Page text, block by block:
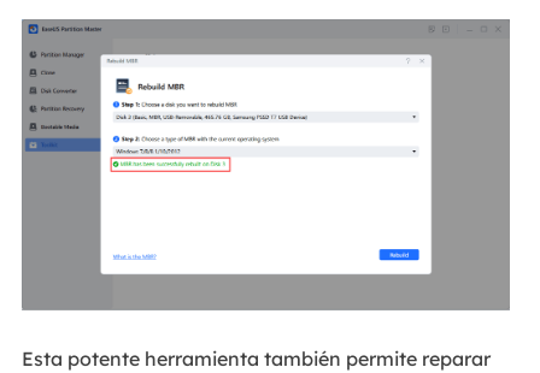
Esta potente herramienta también permite reparar